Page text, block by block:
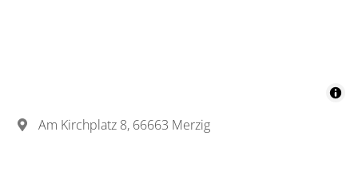
Am Kirchplatz 8, 66663 Merzig